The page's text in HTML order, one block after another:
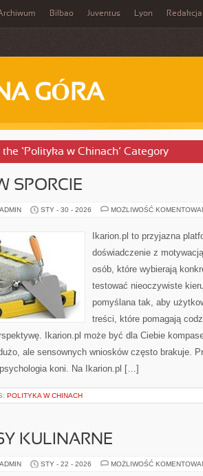
Bilbao Juventus Lyon Redakcja
GÓRA
‘Polityka w Chinach’ Category
SPORCIE
STY - 30 - 2026 MOŻLIWOŚĆ
Ikarion.pl to przyjazna
doświadczenie z
osób, które wybierają
testować nieoczywiste
pomyślana tak, aby
treści, które pomagają
Ikarion.pl może być dla Ciebie
ale sensownych wniosków często brakuje.
koni. Na Ikarion.pl […]
POLITYKA W CHINACH
KULINARNE
STY - 22 - 2026 MOŻLIWOŚĆ